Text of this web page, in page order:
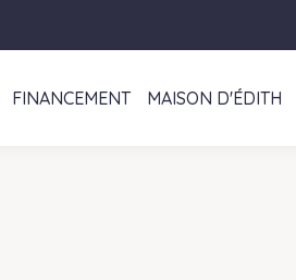
FINANCEMENT MAISON D'ÉDITH